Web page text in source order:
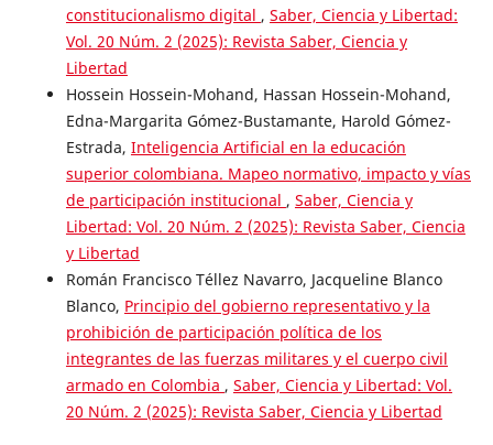
constitucionalismo digital , Saber, Ciencia y Libertad:
Vol. 20 Núm. 2 (2025): Revista Saber, Ciencia y
Libertad
Hossein Hossein-Mohand, Hassan Hossein-Mohand,
Edna-Margarita Gómez-Bustamante, Harold Gómez-
Estrada, Inteligencia Artificial en la educación
superior colombiana. Mapeo normativo, impacto y vías
de participación institucional , Saber, Ciencia y
Libertad: Vol. 20 Núm. 2 (2025): Revista Saber, Ciencia
y Libertad
Román Francisco Téllez Navarro, Jacqueline Blanco
Blanco, Principio del gobierno representativo y la
prohibición de participación política de los
integrantes de las fuerzas militares y el cuerpo civil
armado en Colombia , Saber, Ciencia y Libertad: Vol.
20 Núm. 2 (2025): Revista Saber, Ciencia y Libertad